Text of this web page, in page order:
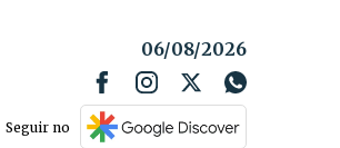
06/08/2026
Seguir no